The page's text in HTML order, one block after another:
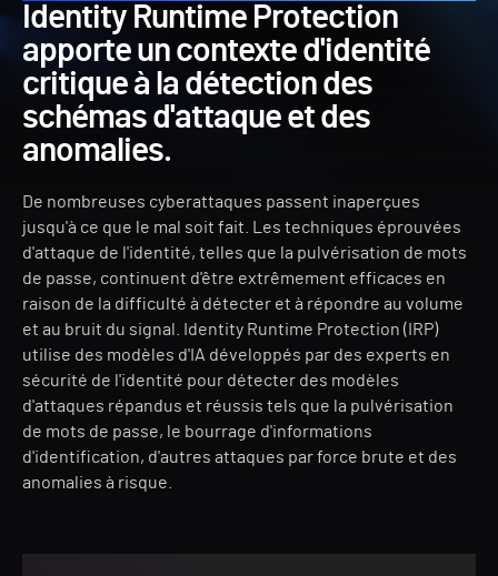
Identity Runtime Protection
apporte un contexte d'identité
critique à la détection des
schémas d'attaque et des
anomalies.
De nombreuses cyberattaques passent inaperçues
jusqu'à ce que le mal soit fait. Les techniques éprouvées
d'attaque de l'identité, telles que la pulvérisation de mots
de passe, continuent d'être extrêmement efficaces en
raison de la difficulté à détecter et à répondre au volume
et au bruit du signal. Identity Runtime Protection (IRP)
utilise des modèles d'IA développés par des experts en
sécurité de l'identité pour détecter des modèles
d'attaques répandus et réussis tels que la pulvérisation
de mots de passe, le bourrage d'informations
d'identification, d'autres attaques par force brute et des
anomalies à risque.